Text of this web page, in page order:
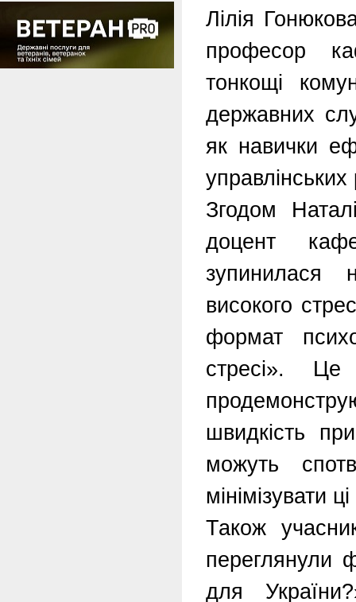
Лілія
професор
тонкощі
державних
як навички
Згодом
доцент
зупинилася
високого
формат
стресі». Це
швидкість
можуть
мінімізувати
Також
переглянули
для